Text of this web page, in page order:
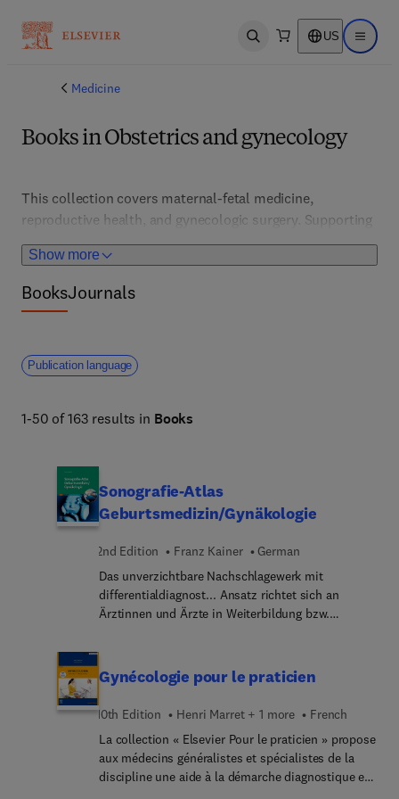
Open search US Open
Medicine
Books in Obstetrics and gynecology
Show more
This collection covers maternal-fetal medicine,
reproductive health, and gynecologic surgery. Supporting
clinicians and researchers, it features advances in
prenatal care, fertility, and minimally invasive
procedures.
BooksJournals
Publication language
1-50 of 163 results in Books
Sonografie-Atlas
Geburtsmedizin/Gynäkologie
2nd Edition Franz Kainer
German
Das unverzichtbare Nachschlagewerk mit
differentialdiagnost... Ansatz richtet sich an
Ärztinnen und Ärzte in Weiterbildung bzw.
Radiologinnen und Radiologen.Die
Ultraschalldiagnosti... ist das wichtigste
bildgebende Verfahren in der Geburtsmedizin und
der Ausbildung bleibt oft wenig Zeit, den
diagnostischen Blick zu schulen. Der Schlüssel zur
richtigen Diagnose liegt darin, zu erkennen, was
Gynécologie pour le praticien
10th Edition Henri Marret + 1 more
French
La collection « Elsevier Pour le praticien » propose
aux médecins généralistes et spécialistes de la
discipline une aide à la démarche diagnostique et